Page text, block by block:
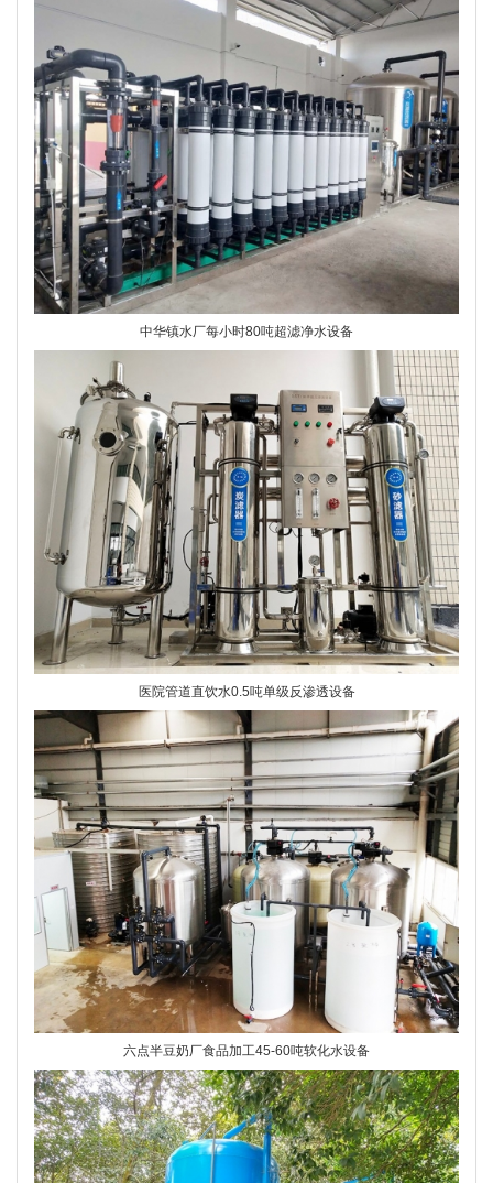
中华镇水厂每小时80吨超滤净水设备
医院管道直饮水0.5吨单级反渗透设备
六点半豆奶厂食品加工45-60吨软化水设备